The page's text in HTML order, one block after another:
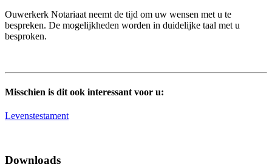
Ouwerkerk Notariaat neemt de tijd om uw wensen met u te
bespreken. De mogelijkheden worden in duidelijke taal met u
besproken.
Misschien is dit ook interessant voor u:
Levenstestament
Downloads